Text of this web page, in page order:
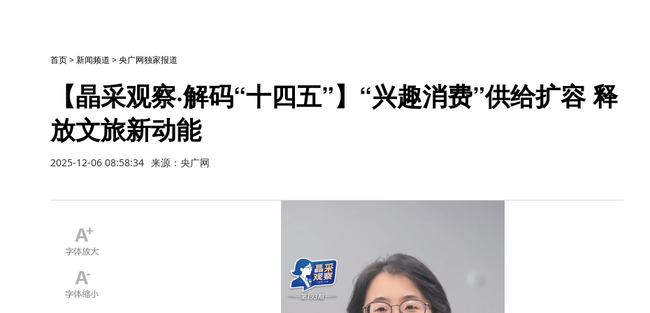
首页>新闻频道 >央广网独家报道
【晶采观察·解码“十四五”】“兴趣消费”供给扩容 释
放文旅新动能
2025-12-06 08:58:34 来源：央广网